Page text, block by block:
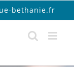
bethanie.fr